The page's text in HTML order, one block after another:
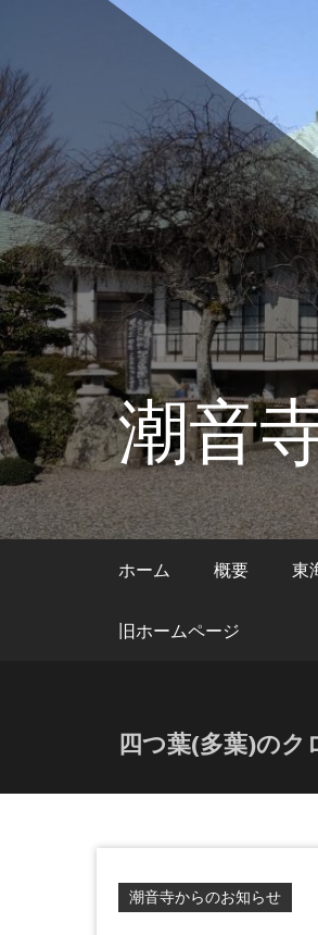
ン
ツ
へ
ス
キ
ッ
プ
潮音
ホーム 概要 東
旧ホームページ
四つ葉(多葉)のク
潮音寺からのお知らせ